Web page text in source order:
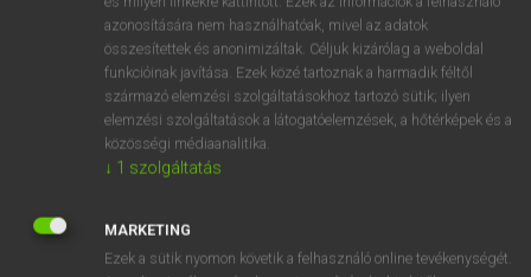
⚲ Abyssiniakeresése szótárainkban
DÍJMENTES ANGOL SZÓTÁR
abysmal
azonosítására nem használhatóak, mivel az adatok
összesítettek és anonimizáltak. Céljuk kizárólag a weboldal
funkcióinak javítása. Ezek közé tartoznak a harmadik féltől
származó elemzési szolgáltatásokhoz tartozó sütik; ilyen
elemzési szolgáltatások a látogatóelemzések, a hőtérképek és a
közösségi médiaanalitika.
↓ 1 szolgáltatás
MARKETING
Ezek a sütik nyomon követik a felhasználó online tevékenységét.